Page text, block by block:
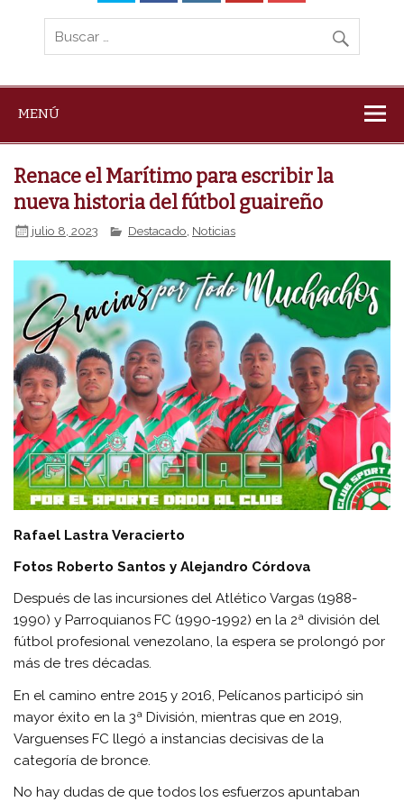
MENÚ
Renace el Marítimo para escribir la
nueva historia del fútbol guaireño
julio 8, 2023 Destacado Noticias
Rafael Lastra Veracierto
Fotos Roberto Santos y Alejandro Córdova
Después de las incursiones del Atlético Vargas (1988-
1990) y Parroquianos FC (1990-1992) en la 2ª división del
fútbol profesional venezolano, la espera se prolongó por
más de tres décadas.
En el camino entre 2015 y 2016, Pelícanos participó sin
mayor éxito en la 3ª División, mientras que en 2019,
Varguenses FC llegó a instancias decisivas de la
categoría de bronce.
No hay dudas de que todos los esfuerzos apuntaban